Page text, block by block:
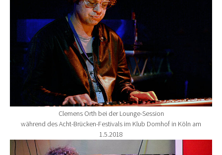
Clemens Orth bei der Lounge-Session
während des Acht-Brücken-Festivals im Klub Domhof in Köln am
1.5.2018
Show larger version for: